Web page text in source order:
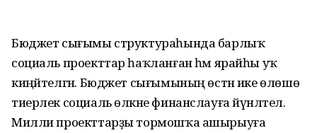
Бюджет сығымы структураһында барлыҡ
социаль проекттар һаҡланған һәм ярайһы уҡ
киңәйтелгән. Бюджет сығымының өстән ике өлөшө
тиерлек социаль өлкәне финанслауға йүнәлтелә.
Милли проекттарҙы тормошҡа ашырыуға